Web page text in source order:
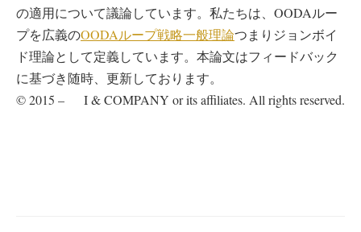
の適用について議論しています。私たちは、OODAルー
プを広義のOODAループ戦略一般理論つまりジョンボイ
ド理論として定義しています。本論文はフィードバック
に基づき随時、更新しております。
© 2015 – I & COMPANY or its affiliates. All rights reserved.